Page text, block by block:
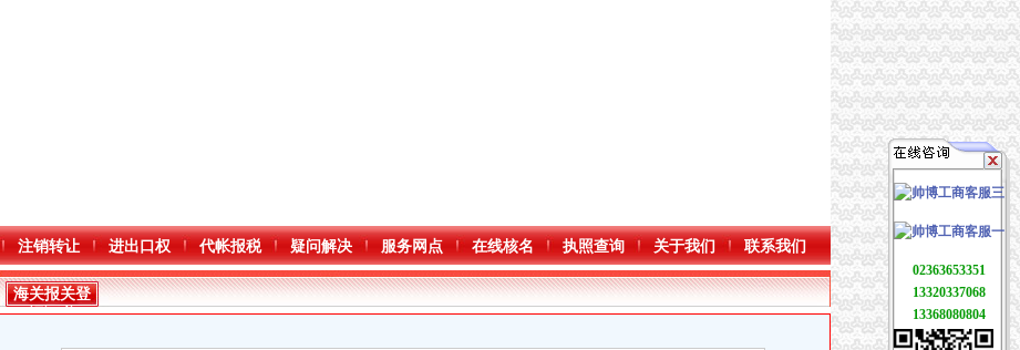
注销转让 进出口权 代帐报税 疑问解决 服务网点 在线核名 执照查询 关于我们 联系我们
海关报关登
记证书
02363653351
13320337068
13368080804